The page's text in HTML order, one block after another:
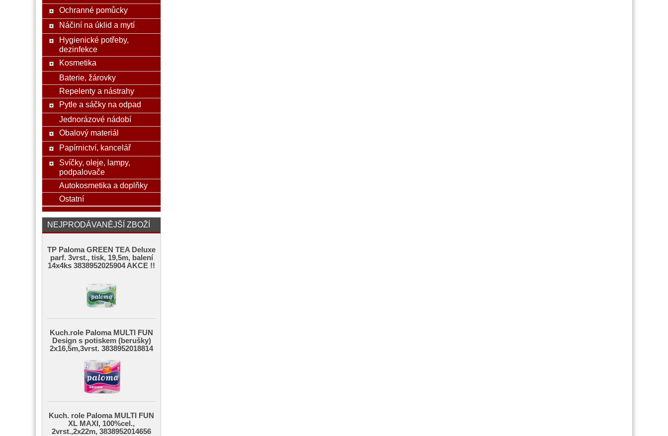
Ochranné pomůcky
Náčiní na úklid a mytí
Hygienické potřeby,
dezinfekce
Kosmetika
Baterie, žárovky
Repelenty a nástrahy
Pytle a sáčky na odpad
Jednorázové nádobí
Obalový materiál
Papírnictví, kancelář
Svíčky, oleje, lampy,
podpalovače
Autokosmetika a doplňky
Ostatní
NEJPRODÁVANĚJŠÍ ZBOŽÍ
TP Paloma GREEN TEA Deluxe
parf. 3vrst., tisk, 19,5m, balení
14x4ks 3838952025904 AKCE !!
Kuch.role Paloma MULTI FUN
Design s potiskem (berušky)
2x16,5m,3vrst. 3838952018814
Kuch. role Paloma MULTI FUN
XL MAXI, 100%cel.,
2vrst.,2x22m, 3838952014656